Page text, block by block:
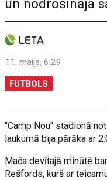
un nodrošināja
11. maijs, 6:29
FUTBOLS
"Camp Nou" stadionā
laukumā bija pārāka ar
Mača devītajā minūtē
Rešfords, kurš ar